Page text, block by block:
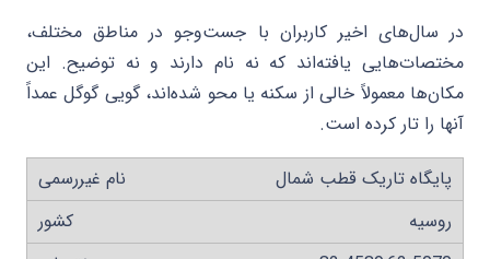
در سال‌های اخیر کاربران با جست‌وجو در مناطق مختلف،
مختصات‌هایی یافته‌اند که نه نام دارند و نه توضیح. این
مکان‌ها معمولاً خالی از سکنه یا محو شده‌اند، گویی گوگل عمداً
آنها را تار کرده است.
پایگاه تاریک قطب شمال
روسیه